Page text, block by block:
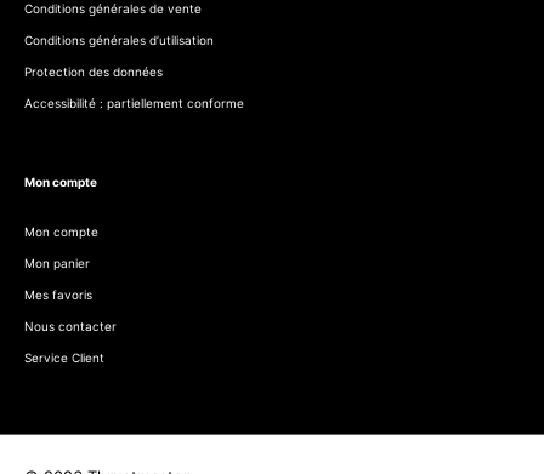
Conditions générales de vente
Conditions générales d’utilisation
Protection des données
Accessibilité : partiellement conforme
Mon compte
Mon compte
Mon panier
Mes favoris
Nous contacter
Service Client